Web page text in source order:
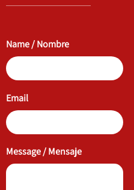
Name / Nombre
Email
Message / Mensaje